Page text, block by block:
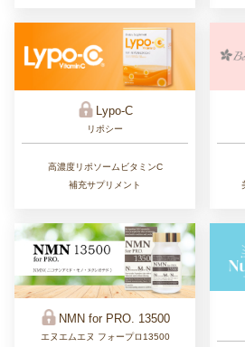
Lypo-C
リポシー
高濃度リポソームビタミンC
補充サプリメント
NMN for PRO. 13500
エヌエムエヌ フォープロ13500